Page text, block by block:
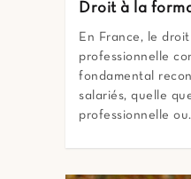
Droit à la
En France, le
professionnelle
fondamental
salariés, quelle
professionnelle